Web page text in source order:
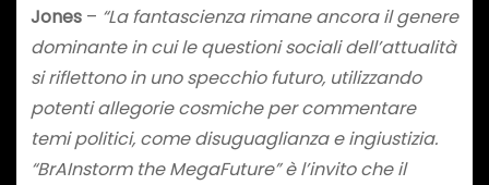
Jones– “La fantascienza rimane ancora il genere
dominante in cui le questioni sociali dell’attualità
si riflettono in uno specchio futuro, utilizzando
potenti allegorie cosmiche per commentare
temi politici, come disuguaglianza e ingiustizia.
“BrAInstorm the MegaFuture” è l’invito che il